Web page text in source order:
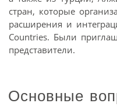
стран, которые
расширения и
Countries. Были
представители.
Основные